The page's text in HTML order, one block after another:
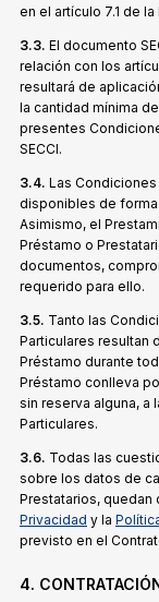
en el artículo 7.1 de la
3.3. El documento
relación con los
resultará de
la cantidad mínima
presentes
SECCI.
3.4. Las
disponibles de forma
Asimismo, el
Préstamo o
documentos,
requerido para ello.
3.5. Tanto las
Particulares resultan
Préstamo durante
Préstamo conlleva
sin reserva alguna, a
Particulares.
3.6. Todas las
sobre los datos de
Prestatarios, quedan
Privacidad y la
previsto en el
4.